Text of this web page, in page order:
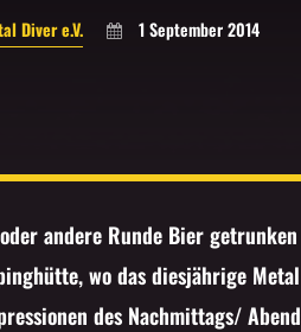
Diver e.V. 1 September 2014
andere Runde Bier
wo das diesjährige
des Nachmittags/